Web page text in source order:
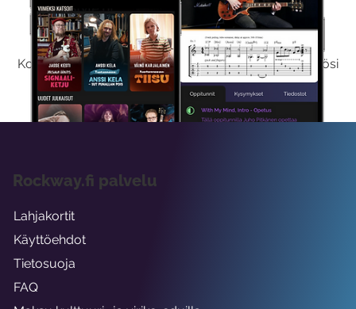
Kokeile Ilmaiseksi
Kokeilemalla ilmaiseksi saat koko sisältömme käyttöösi
viikon ajaksi.
Rockway.fi palvelu
Lahjakortit
Käyttöehdot
Tietosuoja
FAQ